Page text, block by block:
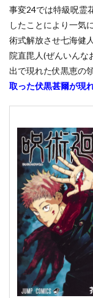
事変24では特級呪霊
したことにより一気
術式解放させ七海健
院直毘人(ぜんいんな
出で現れた伏黒恵の
取った伏黒甚爾が現